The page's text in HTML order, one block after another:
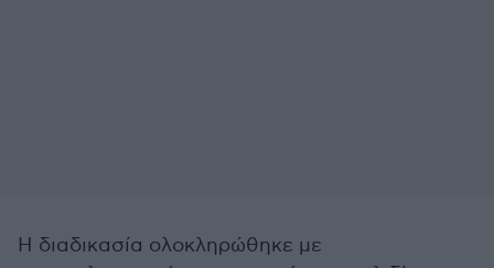
Η διαδικασία ολοκληρώθηκε με